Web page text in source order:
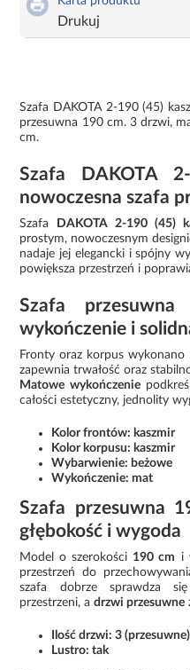
Drukuj
Szafa DAKOTA 2-190 (45)
przesuwna 190 cm. 3 drzwi,
cm.
Szafa DAKOTA
nowoczesna szafa
Szafa DAKOTA 2-190 (45)
prostym, nowoczesnym
nadaje jej elegancki i spójny
powiększa przestrzeń i
Szafa
wykończenie i
Fronty oraz korpus wykonano
zapewnia trwałość oraz
Matowe wykończenie
całości estetyczny, jednolity
Kolor frontów: kaszmir
Kolor korpusu: kaszmir
Wybarwienie: beżowe
Wykończenie: mat
Szafa przesuwna
głębokość i wygoda
Model o szerokości 190 cm i
przestrzeń do
szafa dobrze sprawdza
przestrzeni, adrzwi przesuwne
Ilość drzwi: 3 (przesuwne)
Lustro: tak